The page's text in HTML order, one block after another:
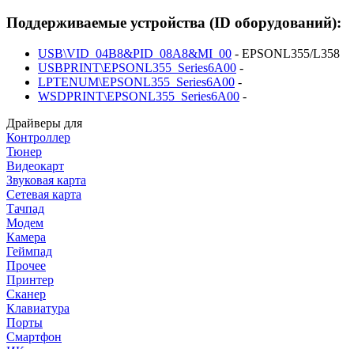
Поддерживаемые устройства (ID оборудований):
USB\VID_04B8&PID_08A8&MI_00 - EPSONL355/L358
USBPRINT\EPSONL355_Series6A00 -
LPTENUM\EPSONL355_Series6A00 -
WSDPRINT\EPSONL355_Series6A00 -
Драйверы для
Контроллер
Тюнер
Видеокарт
Звуковая карта
Сетевая карта
Тачпад
Модем
Камера
Геймпад
Прочее
Принтер
Сканер
Клавиатура
Порты
Смартфон